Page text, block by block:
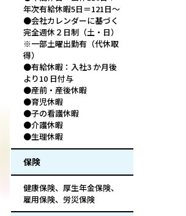
年次有給休暇5日＝121日～
●会社カレンダーに基づく
完全週休２日制（土・日）
※一部土曜出勤有（代休取
得）
●有給休暇：入社3 か月後
より10 日付与
●産前・産後休暇
●育児休暇
●子の看護休暇
●介護休暇
●生理休暇
保険
健康保険、厚生年金保険、
雇用保険、労災保険